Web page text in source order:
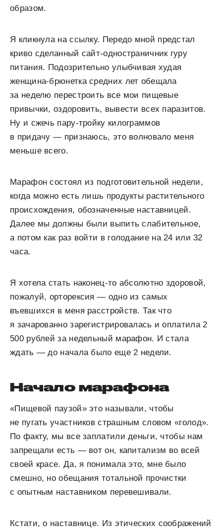
образом.
Я кликнула на ссылку. Передо мной предстал
криво сделанный сайт-одностраничник гуру
питания. Подозрительно улыбчивая худая
женщина-брюнетка средних лет обещала
за неделю перестроить все мои пищевые
привычки, оздоровить, вывести всех паразитов.
Ну и сжечь пару-тройку килограммов
в придачу — признаюсь, это волновало меня
меньше всего.
Марафон состоял из подготовительной недели,
когда можно есть лишь продукты растительного
происхождения, обозначенные наставницей.
Далее мы должны были выпить слабительное,
а потом как раз войти в голодание на 24 или 32
часа.
Я хотела стать наконец-то абсолютно здоровой,
пожалуй, орторексия — одно из самых
въевшихся в меня расстройств. Так что
я зачарованно зарегистрировалась и оплатила 2
500 рублей за недельный марафон. И стала
ждать — до начала было еще 2 недели.
Начало марафона
«Пищевой паузой» это называли, чтобы
не пугать участников страшным словом «голод».
По факту, мы все заплатили деньги, чтобы нам
запрещали есть — вот он, капитализм во всей
своей красе. Да, я понимала это, мне было
смешно, но обещания тотальной прочистки
с опытным наставником перевешивали.
Кстати, о наставнице. Из этических соображений